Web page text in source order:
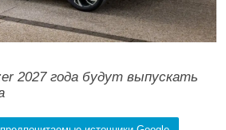
2027 года будут выпускать